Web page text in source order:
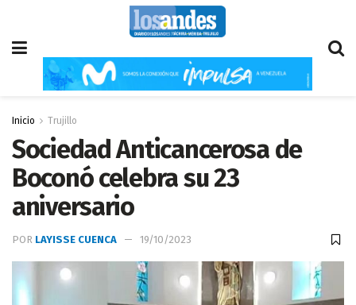
Inicio Trujillo
Sociedad Anticancerosa de
Boconó celebra su 23
aniversario
POR LAYISSE CUENCA 19/10/2023